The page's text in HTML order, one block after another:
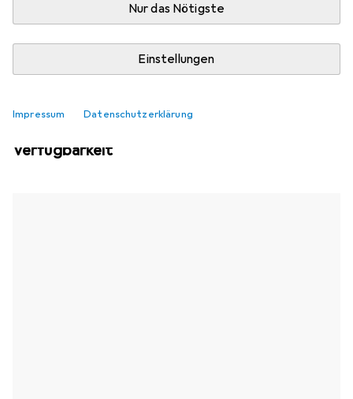
Nur das Nötigste
Einstellungen
Impressum Datenschutzerklärung
Verfügbarkeit